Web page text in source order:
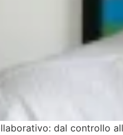
dal controllo